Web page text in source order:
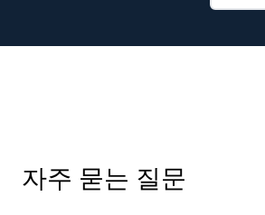
자주 묻는 질문